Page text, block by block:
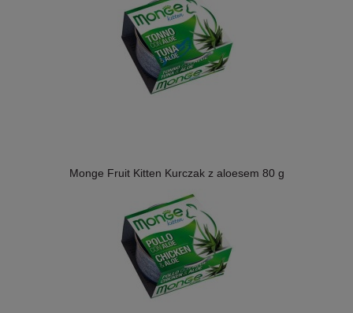
Monge Fruit Kitten Kurczak z aloesem 80 g